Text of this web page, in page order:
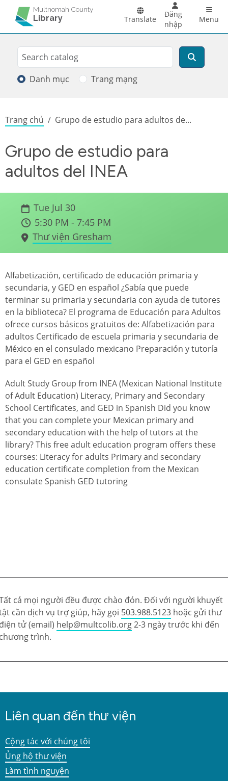
Skip to main content
Multnomah County
Library Translate
Đăng
nhập
Menu
Search
Tìm kiếm
Danh mục Trang mạng
Breadcrumb
Trang chủ Grupo de estudio para adultos de...
Grupo de estudio para
adultos del INEA
Tue Jul 30
5:30 PM - 7:45 PM
Thư viện Gresham
Alfabetización, certificado de educación primaria y
secundaria, y GED en español ¿Sabía que puede
terminar su primaria y secundaria con ayuda de tutores
en la biblioteca? El programa de Educación para Adultos
ofrece cursos básicos gratuitos de: Alfabetización para
adultos Certificado de escuela primaria y secundaria de
México en el consulado mexicano Preparación y tutoría
para el GED en español
Adult Study Group from INEA (Mexican National Institute
of Adult Education) Literacy, Primary and Secondary
School Certificates, and GED in Spanish Did you know
that you can complete your Mexican primary and
secondary education with the help of tutors at the
library? This free adult education program offers these
courses: Literacy for adults Primary and secondary
education certificate completion from the Mexican
consulate Spanish GED tutoring
cả mọi người đều được chào đón. Đối với người khuyết
cần dịch vụ trợ giúp, hãy gọi 503.988.5123 hoặc gửi thư
tử (email) help@multcolib.org2-3 ngày trước khi đến
trình.
Liên quan đến thư viện
Cộng tác với chúng tôi
Ủng hộ thư viện
Làm tình nguyện